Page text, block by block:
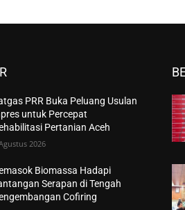
PRR Buka Peluang Usulan
untuk Percepat
Pertanian Aceh
2026
Biomassa Hadapi
Serapan di Tengah
Cofiring